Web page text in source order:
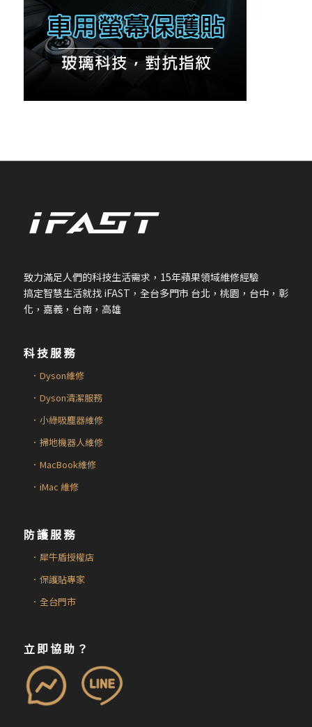
致力滿足人們的科技生活需求， 15年蘋果領域維修經驗
搞定智慧生活就找 iFAST ，全台多門市 台北，桃園，台中，彰
化，嘉義，台南，高雄
科技服務
．Dyson維修
．Dyson清潔服務
．小綠吸塵器維修
．掃地機器人維修
．MacBook維修
．iMac 維修
防護服務
．犀牛盾授權店
．保護貼專家
．全台門市
立即協助？